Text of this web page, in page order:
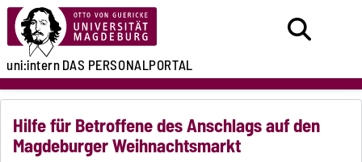
uni:internDAS PERSONALPORTAL
Hilfe für Betroffene des Anschlags auf den
Magdeburger Weihnachtsmarkt